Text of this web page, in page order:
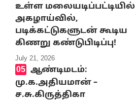
உள்ள மலையடிப்பட்டியில்
அகழாய்வில்,
படிக்கட்டுகளுடன் கூடிய
கிணறு கண்டுபிடிப்பு!
July 21, 2026
ஆண்டிமடம்:
மு.க.அதியமான் –
ச.சு.கிருத்திகா